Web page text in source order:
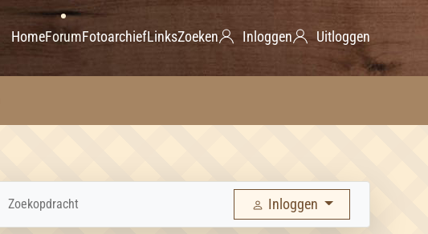
HomeForumFotoarchiefLinksZoeken Inloggen Uitloggen
Zoekopdracht Inloggen